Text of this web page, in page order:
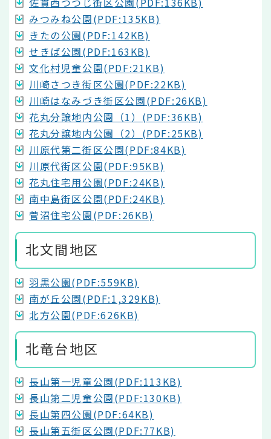
みつみね公園(PDF:135KB)
きたの公園(PDF:142KB)
せきば公園(PDF:163KB)
文化村児童公園(PDF:21KB)
川崎さつき街区公園(PDF:22KB)
川崎はなみづき街区公園(PDF:26KB)
花丸分譲地内公園（1）(PDF:36KB)
花丸分譲地内公園（2）(PDF:25KB)
川原代第二街区公園(PDF:84KB)
川原代街区公園(PDF:95KB)
花丸住宅用公園(PDF:24KB)
南中島街区公園(PDF:24KB)
菅沼住宅公園(PDF:26KB)
北文間地区
羽黒公園(PDF:559KB)
南が丘公園(PDF:1,329KB)
北方公園(PDF:626KB)
北竜台地区
長山第一児童公園(PDF:113KB)
長山第二児童公園(PDF:130KB)
長山第四公園(PDF:64KB)
長山第五街区公園(PDF:77KB)